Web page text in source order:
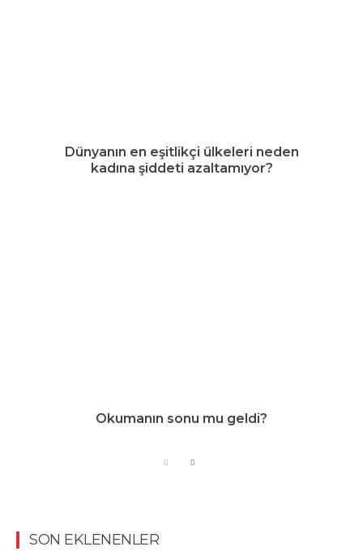
Dünyanın en eşitlikçi ülkeleri neden
kadına şiddeti azaltamıyor?
Okumanın sonu mu geldi?
SON EKLENENLER